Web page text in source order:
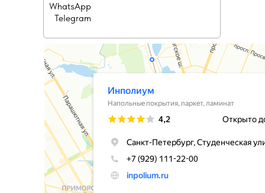
WhatsApp
Telegram